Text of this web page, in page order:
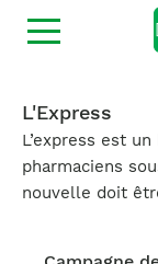
Ouvrir
la
L'Express
L’express est
pharmaciens
nouvelle doit